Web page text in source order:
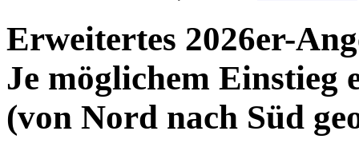
Erweitertes 2026er-
Je möglichem Einstieg
(von Nord nach Süd